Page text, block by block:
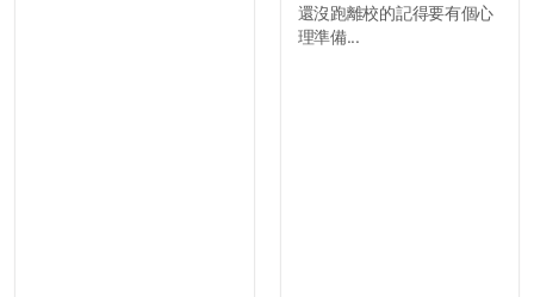
還沒跑離校的記得要有個心
理準備...